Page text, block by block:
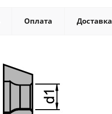
Оплата Доставка